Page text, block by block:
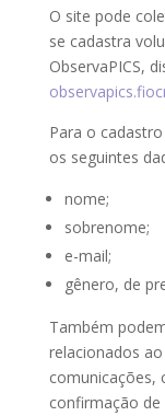
O site pode
se cadastra
ObservaPICS,
Para o
os seguintes
nome;
sobrenome;
e-mail;
gênero, de
Também
relacionados
comunicações,
confirmação